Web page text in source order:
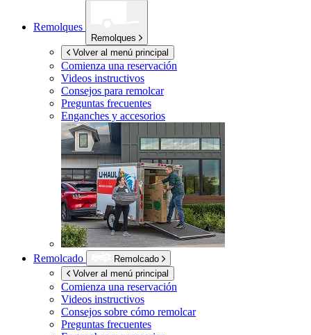
Remolques
Remolques
Volver al menú principal
Comienza una reservación
Videos instructivos
Consejos para remolcar
Preguntas frecuentes
Enganches y accesorios
Remolcado
Remolcado
Volver al menú principal
Comienza una reservación
Videos instructivos
Consejos sobre cómo remolcar
Preguntas frecuentes